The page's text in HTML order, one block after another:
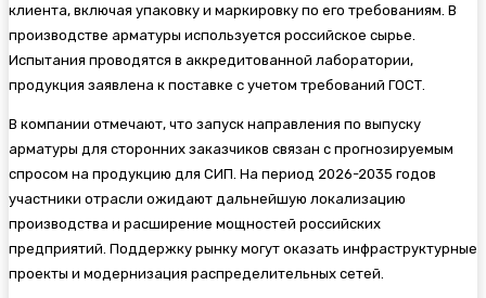
клиента, включая упаковку и маркировку по его требованиям. В
производстве арматуры используется российское сырье.
Испытания проводятся в аккредитованной лаборатории,
продукция заявлена к поставке с учетом требований ГОСТ.
В компании отмечают, что запуск направления по выпуску
арматуры для сторонних заказчиков связан с прогнозируемым
спросом на продукцию для СИП. На период 2026-2035 годов
участники отрасли ожидают дальнейшую локализацию
производства и расширение мощностей российских
предприятий. Поддержку рынку могут оказать инфраструктурные
проекты и модернизация распределительных сетей.